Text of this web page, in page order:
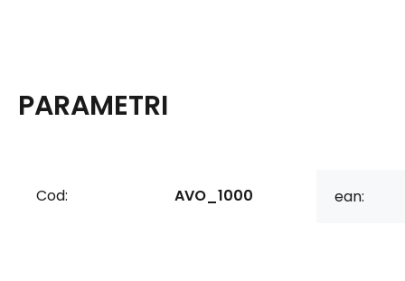
PARAMETRI
Cod: AVO_1000 ean: